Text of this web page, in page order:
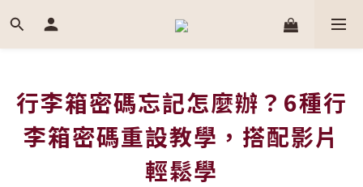
行李箱密碼忘記怎麼辦？6種行
李箱密碼重設教學，搭配影片
輕鬆學